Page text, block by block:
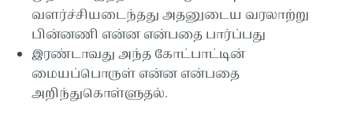
வளர்ச்சியடைந்ததுஅதனுடைய வரலாற்று
பின்னணி என்னஎன்பதை பார்ப்பது
இரண்டாவதுஅந்த கோட்பாட்டின்
மையப்பொருள்என்னஎன்பதை
அறிந்துகொள்ளுதல்.